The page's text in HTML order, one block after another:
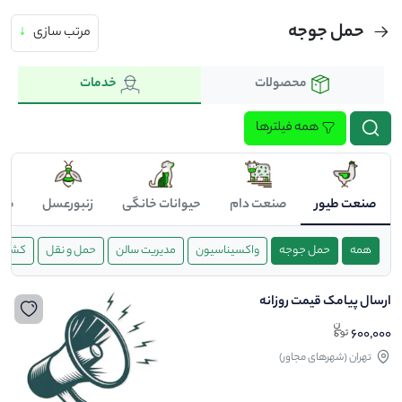
حمل جوجه مرتب سازی ↓
محصولات خدمات
همه فیلترها
صنعت طیور صنعت دام حیوانات خانگی زنبورعسل
همه حمل جوجه واکسیناسیون مدیریت سالن حمل و نقل
ارسال پیامک قیمت روزانه
600,000
تهران (شهرهای مجاور)